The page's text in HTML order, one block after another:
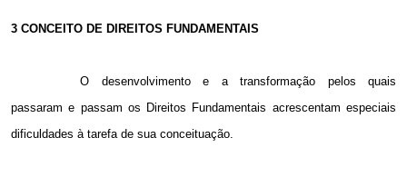
3 CONCEITO DE DIREITOS FUNDAMENTAIS
O desenvolvimento e a transformação pelos quais
passaram e passam os Direitos Fundamentais acrescentam especiais
dificuldades à tarefa de sua conceituação.